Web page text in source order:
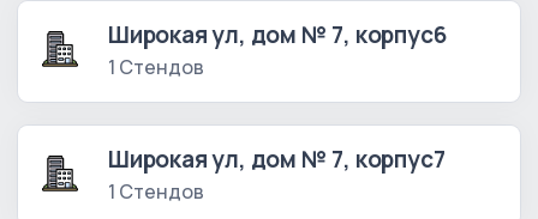
Широкая ул, дом № 7, корпус6
1 Стендов
Широкая ул, дом № 7, корпус7
1 Стендов